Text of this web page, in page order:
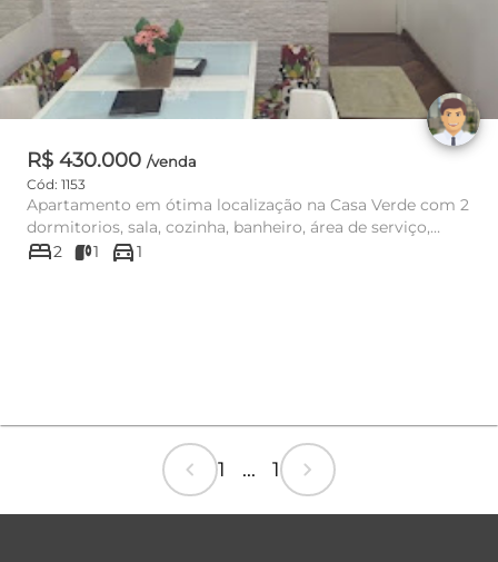
R$ 430.000 /venda
Cód: 1153
Apartamento em ótima localização na Casa Verde com 2
dormitorios, sala, cozinha, banheiro, área de serviço,
vaga de g...
bed2 1 directions_car1
chevron_left 1 ... 1 chevron_right